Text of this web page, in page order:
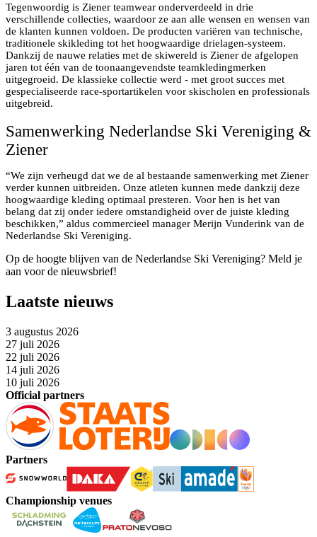
Tegenwoordig is Ziener teamwear onderverdeeld in drie
verschillende collecties, waardoor ze aan alle wensen en wensen van
de klanten kunnen voldoen. De producten variëren van technische,
traditionele skikleding tot het hoogwaardige drielagen-systeem.
Dankzij de nauwe relaties met de skiwereld is Ziener de afgelopen
jaren tot één van de toonaangevendste teamkledingmerken
uitgegroeid. De klassieke collectie werd - met groot succes met
gespecialiseerde race-sportartikelen voor skischolen en professionals
uitgebreid.
Samenwerking Nederlandse Ski Vereniging &
Ziener
“We zijn verheugd dat we de al bestaande samenwerking met Ziener
verder kunnen uitbreiden. Onze atleten kunnen mede dankzij deze
hoogwaardige kleding optimaal presteren. Voor hen is het van
belang dat zij onder iedere omstandigheid over de juiste kleding
beschikken,” aldus commercieel manager Merijn Vunderink van de
Nederlandse Ski Vereniging.
Op de hoogte blijven van de Nederlandse Ski Vereniging? Meld je
aan voor de nieuwsbrief!
Laatste nieuws
3 augustus 2026
27 juli 2026
22 juli 2026
14 juli 2026
10 juli 2026
Official partners
Partners
Championship venues